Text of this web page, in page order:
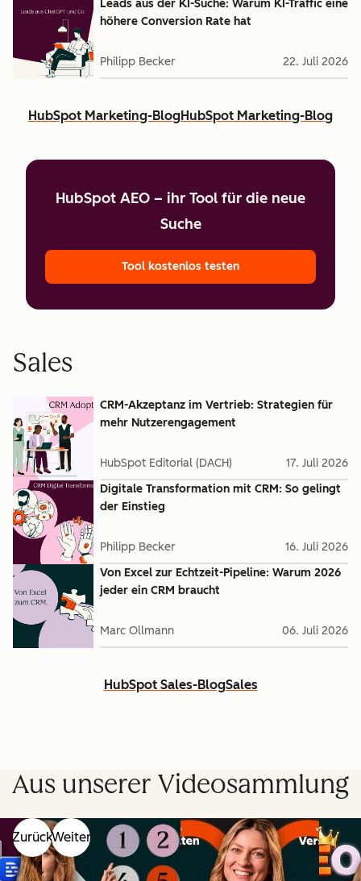
Leads aus der KI-Suche: Warum KI-Traffic eine
höhere Conversion Rate hat
Philipp Becker 22. Juli 2026
HubSpot Marketing-BlogHubSpot Marketing-Blog
HubSpot AEO – ihr Tool für die neue
Suche
Tool kostenlos testen
Sales
CRM-Akzeptanz im Vertrieb: Strategien für
mehr Nutzerengagement
HubSpot Editorial (DACH)
17. Juli 2026
Digitale Transformation mit CRM: So gelingt
der Einstieg
Philipp Becker
16. Juli 2026
Von Excel zur Echtzeit-Pipeline: Warum 2026
jeder ein CRM braucht
Marc Ollmann 06. Juli 2026
HubSpot Sales-BlogSales
Aus unserer Videosammlung
ZurückWeiter